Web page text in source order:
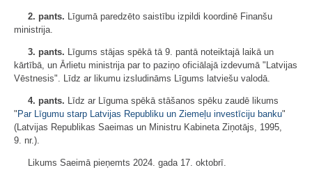
2. pants. Līgumā paredzēto saistību izpildi koordinē Finanšu
ministrija.
3. pants. Līgums stājas spēkā tā 9. pantā noteiktajā laikā un
kārtībā, un Ārlietu ministrija par to paziņo oficiālajā izdevumā "Latvijas
Vēstnesis". Līdz ar likumu izsludināms Līgums latviešu valodā.
4. pants. Līdz ar Līguma spēkā stāšanos spēku zaudē likums
" Par Līgumu starp Latvijas Republiku un Ziemeļu investīciju banku"
(Latvijas Republikas Saeimas un Ministru Kabineta Ziņotājs, 1995,
9. nr.).
Likums Saeimā pieņemts 2024. gada 17. oktobrī.